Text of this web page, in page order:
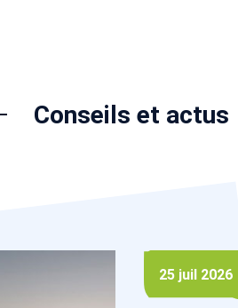
Conseils et actus
25 juil 2026